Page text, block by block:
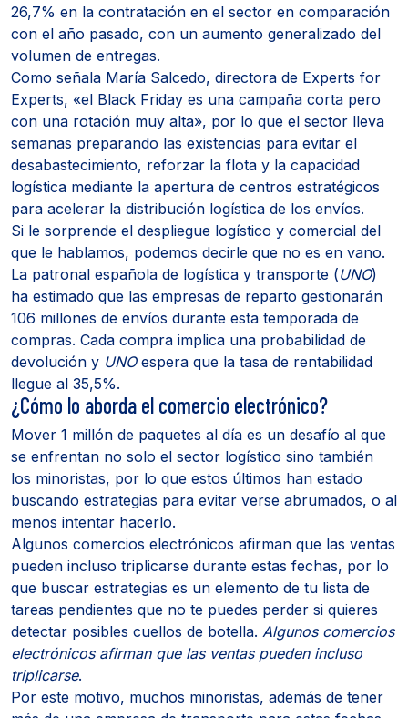
26,7% en la contratación en el sector en comparación
con el año pasado, con un aumento generalizado del
volumen de entregas.
Como señala María Salcedo, directora de Experts for
Experts, «el Black Friday es una campaña corta pero
con una rotación muy alta», por lo que el sector lleva
semanas preparando las existencias para evitar el
desabastecimiento, reforzar la flota y la capacidad
logística mediante la apertura de centros estratégicos
para acelerar la distribución logística de los envíos.
Si le sorprende el despliegue logístico y comercial del
que le hablamos, podemos decirle que no es en vano.
La patronal española de logística y transporte (UNO)
ha estimado que las empresas de reparto gestionarán
106 millones de envíos durante esta temporada de
compras. Cada compra implica una probabilidad de
devolución y UNOespera que la tasa de rentabilidad
llegue al 35,5%.
¿Cómo lo aborda el comercio electrónico?
Mover 1 millón de paquetes al día es un desafío al que
se enfrentan no solo el sector logístico sino también
los minoristas, por lo que estos últimos han estado
buscando estrategias para evitar verse abrumados, o al
menos intentar hacerlo.
Algunos comercios electrónicos afirman que las ventas
pueden incluso triplicarse durante estas fechas, por lo
que buscar estrategias es un elemento de tu lista de
tareas pendientes que no te puedes perder si quieres
detectar posibles cuellos de botella. Algunos comercios
electrónicos afirman que las ventas pueden incluso
triplicarse.
Por este motivo, muchos minoristas, además de tener